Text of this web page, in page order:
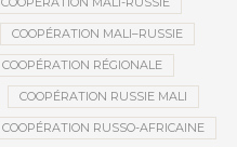
COOPÉRATION MALI–RUSSIE
COOPÉRATION RÉGIONALE
COOPÉRATION RUSSIE MALI
COOPÉRATION RUSSO-AFRICAINE